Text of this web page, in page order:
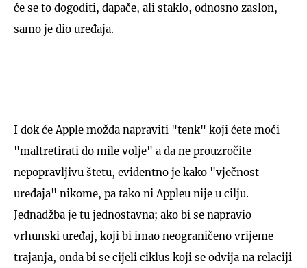
će se to dogoditi, dapače, ali staklo, odnosno zaslon,
samo je dio uređaja.
I dok će Apple možda napraviti "tenk" koji ćete moći
"maltretirati do mile volje" a da ne prouzročite
nepopravljivu štetu, evidentno je kako "vječnost
uređaja" nikome, pa tako ni Appleu nije u cilju.
Jednadžba je tu jednostavna; ako bi se napravio
vrhunski uređaj, koji bi imao neograničeno vrijeme
trajanja, onda bi se cijeli ciklus koji se odvija na relaciji